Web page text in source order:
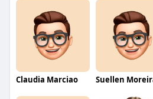
Claudia Marciao